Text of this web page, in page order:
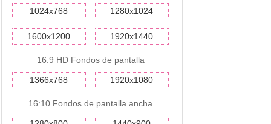
1024x768 1280x1024
1600x1200 1920x1440
16:9 HD Fondos de pantalla
1366x768 1920x1080
16:10 Fondos de pantalla ancha